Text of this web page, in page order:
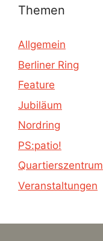
Themen
Allgemein
Berliner Ring
Feature
Jubiläum
Nordring
PS:patio!
Quartierszentrum
Veranstaltungen